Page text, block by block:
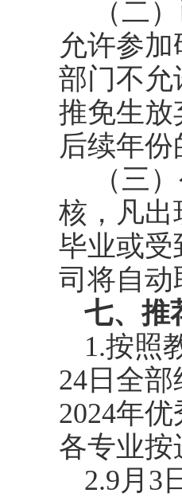
（二
允许参
部门不允
推免生放
后续年
（三
核，凡出
毕业或受
司将自动
七、推
1.按照
24 日全
2024年优
各专业
2.9月 3